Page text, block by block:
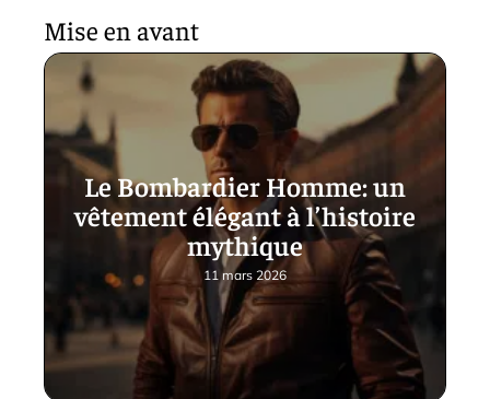
Mise en avant
Le Bombardier Homme: un
vêtement élégant à l’histoire
mythique
11 mars 2026